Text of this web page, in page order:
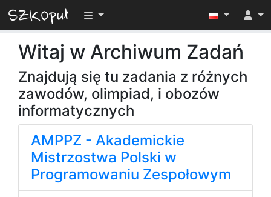
Przełącz widoczność menu
Witaj w Archiwum Zadań
Znajdują się tu zadania z różnych
zawodów, olimpiad, i obozów
informatycznych
AMPPZ - Akademickie
Mistrzostwa Polski w
Programowaniu Zespołowym